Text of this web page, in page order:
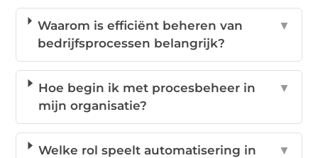
Waarom is efficiënt beheren van
bedrijfsprocessen belangrijk?
▼
Hoe begin ik met procesbeheer in
mijn organisatie?
▼
Welke rol speelt automatisering in ▼